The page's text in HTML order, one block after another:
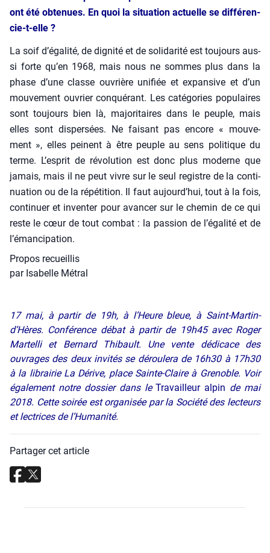
ont été obte­nues. En quoi la situa­tion actuelle se dif­fé­ren­
cie-t-elle ?
La soif d’égalité, de digni­té et de soli­da­ri­té est tou­jours aus­
si forte qu’en 1968, mais nous ne sommes plus dans la
phase d’une classe ouvrière uni­fiée et expan­sive et d’un
mou­ve­ment ouvrier conqué­rant. Les caté­go­ries popu­laires
sont tou­jours bien là, majo­ri­taires dans le peuple, mais
elles sont dis­per­sées. Ne fai­sant pas encore « mou­ve­
ment », elles peinent à être peuple au sens poli­tique du
terme. L’esprit de révo­lu­tion est donc plus moderne que
jamais, mais il ne peut vivre sur le seul registre de la conti­
nua­tion ou de la répé­ti­tion. Il faut aujourd’hui, tout à la fois,
conti­nuer et inven­ter pour avan­cer sur le che­min de ce qui
reste le cœur de tout com­bat : la pas­sion de l’égalité et de
l’émancipation.
Propos recueillis
par Isabelle Métral
17 mai, à partir de 19h, à l’Heure bleue, à Saint-Martin-
d’Hères. Conférence débat à partir de 19h45 avec Roger
Martelli et Bernard Thibault. Une vente dédicace des
ouvrages des deux invités se déroulera de 16h30 à 17h30
à la librairie La Dérive, place Sainte-Claire à Grenoble. Voir
également notre dossier dans leTravailleur alpin de mai
2018. Cette soirée est organisée par la Société des lecteurs
et lectrices de l’Humanité.
Partager cet article